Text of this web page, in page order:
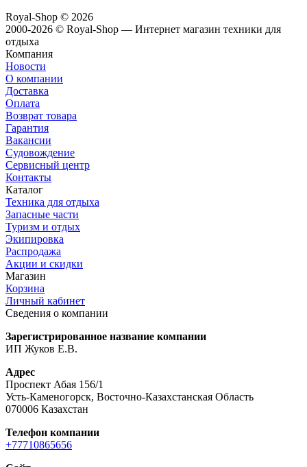
Royal-Shop © 2026
2000-2026 © Royal-Shop — Интернет магазин техники для
отдыха
Компания
Новости
О компании
Доставка
Оплата
Возврат товара
Гарантия
Вакансии
Судовождение
Сервисный центр
Контакты
Каталог
Техника для отдыха
Запасные части
Туризм и отдых
Экипировка
Распродажа
Акции и скидки
Магазин
Корзина
Личный кабинет
Сведения о компании
Зарегистрированное название компании
ИП Жуков Е.В.
Адрес
Проспект Абая 156/1
Усть-Каменогорск, Восточно-Казахстанская Область
070006 Казахстан
Телефон компании
+77710865656